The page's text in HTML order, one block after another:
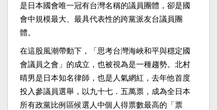
是日本國會唯一冠有台灣名稱的議員團體，卻是國
會中規模最大、最具代表性的跨黨派友台議員團
體。
在這股風潮帶動下，「思考台灣海峽和平與穩定國
會議員之會」的成立，也被視為是一種趨勢。北村
晴男是日本知名律師，也是人氣網紅，去年他首度
投入參議員選舉，以九十七．五萬票，成為全日本
所有政黨比例區候選人中個人得票數最高的「票